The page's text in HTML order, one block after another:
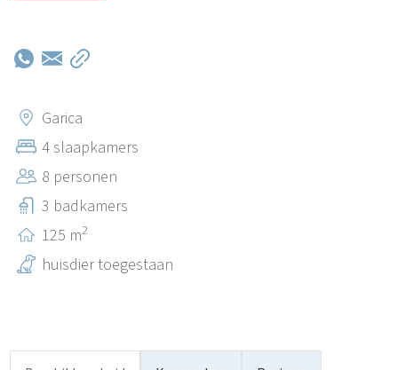
dat je je daar bewust van bent. Je hoeft niets te weten
zodra je Vrbnik binnenkomt, zul je beseffen dat het zich
bij elke stap voor je blootgeeft. Je voelt de traditie, de
harde manier van leven, de verbinding van mens en
natuur omdat het leven hier afhangt van de wijngaarden
die de stad voeden. Vrbnik komt dankbaar tot leven als
het een vruchtbaar jaar is en gaat nederig door een
minder vruchtbaar jaar.
Garica
4 slaapkamers
8 personen
3 badkamers
125 m2
huisdier toegestaan